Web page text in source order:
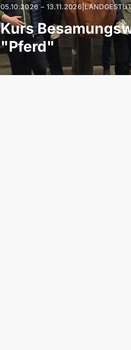
05.10.2026 – 13.11.2026|
Kurs
"Pferd"